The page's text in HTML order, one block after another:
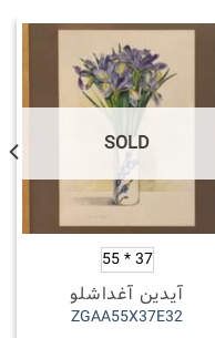
SOLD
37 * 55
آیدین آغداشلو
ZGAA55X37E32